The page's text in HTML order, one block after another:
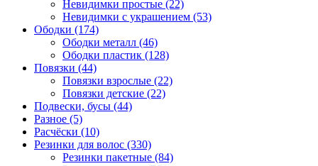
Невидимки простые (22)
Невидимки с украшением (53)
Ободки (174)
Ободки металл (46)
Ободки пластик (128)
Повязки (44)
Повязки взрослые (22)
Повязки детские (22)
Подвески, бусы (44)
Разное (5)
Расчёски (10)
Резинки для волос (330)
Резинки пакетные (84)